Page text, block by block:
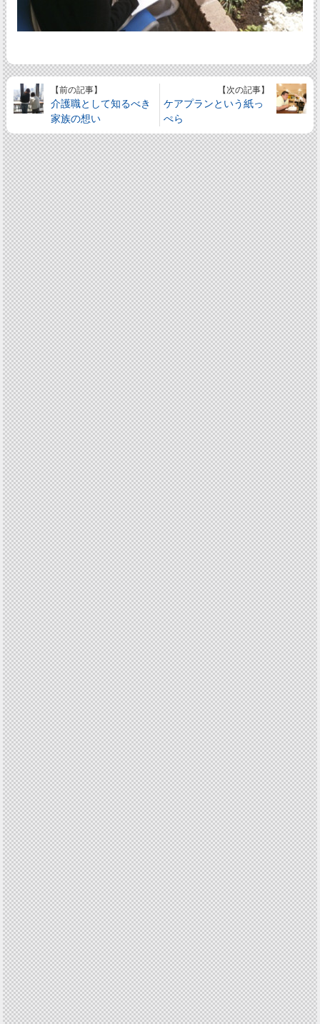
【前の記事】
介護職として知るべき
家族の想い
【次の記事】
ケアプランという紙っ
ぺら